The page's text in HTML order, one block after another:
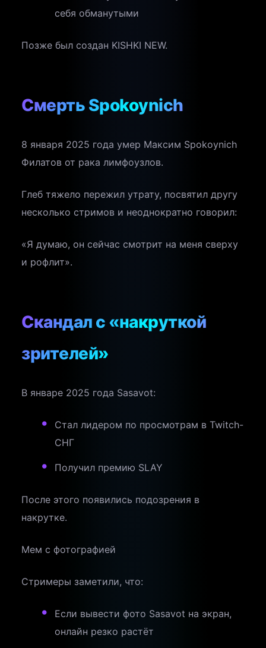
себя обманутыми
Позже был создан KISHKI NEW.
Смерть Spokoynich
8 января 2025 года умер Максим Spokoynich
Филатов от рака лимфоузлов.
Глеб тяжело пережил утрату, посвятил другу
несколько стримов и неоднократно говорил:
«Я думаю, он сейчас смотрит на меня сверху
и рофлит».
Скандал с «накруткой
зрителей»
В январе 2025 года Sasavot:
Стал лидером по просмотрам в Twitch-
СНГ
Получил премию SLAY
После этого появились подозрения в
накрутке.
Мем с фотографией
Стримеры заметили, что:
Если вывести фото Sasavot на экран,
онлайн резко растёт